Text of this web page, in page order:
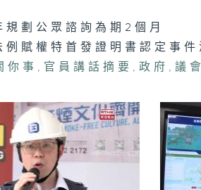
駕遊
「港
政正
員講
#40
陳國
劃公眾諮詢為期2個月
例賦權特首發證明書認定事件
你事 , 官員講話摘要 ,政府 ,議會